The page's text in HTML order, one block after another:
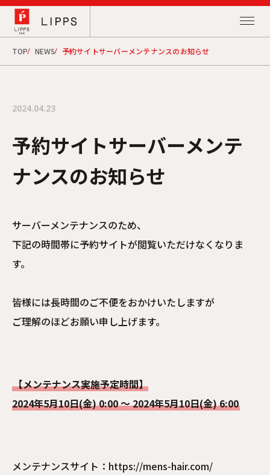
TOP NEWS 予約サイトサーバーメンテナンスのお知らせ
2024.04.23
予約サイトサーバーメンテ
ナンスのお知らせ
サーバーメンテナンスのため、
下記の時間帯に予約サイトが閲覧いただけなくなりま
す。
皆様には長時間のご不便をおかけいたしますが
ご理解のほどお願い申し上げます。
【メンテナンス実施予定時間】
2024年5月10日(金) 0:00 ～ 2024年5月10日(金) 6:00
メンテナンスサイト：https://mens-hair.com/